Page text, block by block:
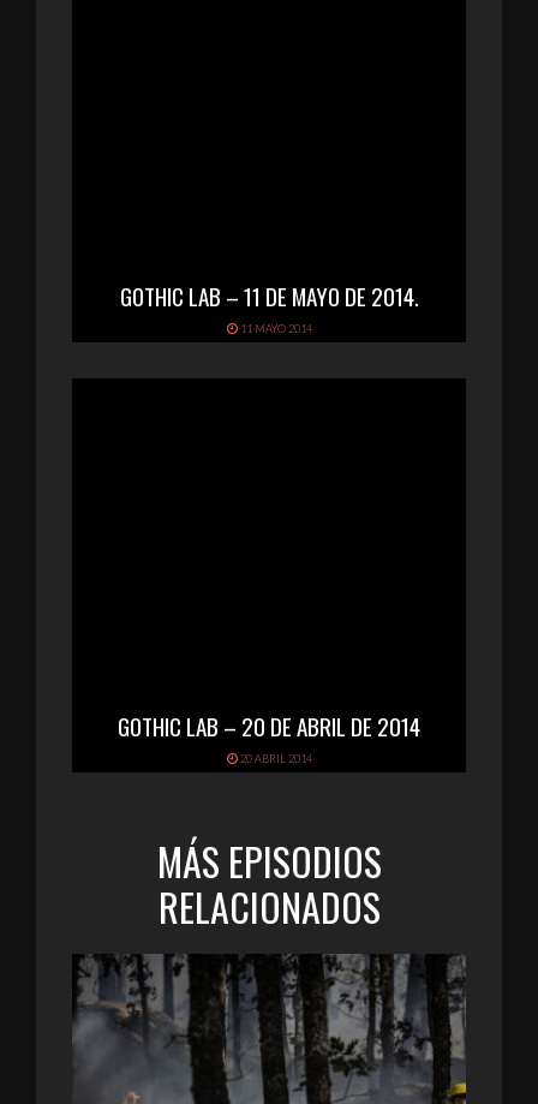
GOTHIC LAB – 11 DE MAYO DE 2014.
11 MAYO 2014
GOTHIC LAB – 20 DE ABRIL DE 2014
20 ABRIL 2014
MÁS EPISODIOS
RELACIONADOS